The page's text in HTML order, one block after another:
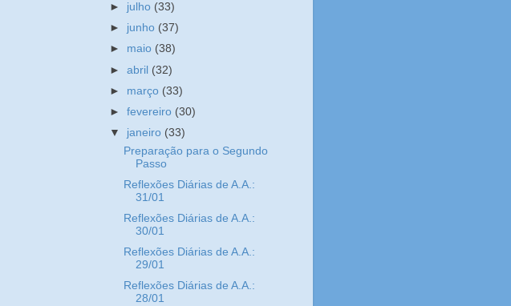
► julho (33)
► junho (37)
► maio (38)
►abril (32)
► março (33)
►fevereiro (30)
▼ janeiro (33)
Preparação para o Segundo
Passo
Reflexões Diárias de A.A.:
31/01
Reflexões Diárias de A.A.:
30/01
Reflexões Diárias de A.A.:
29/01
Reflexões Diárias de A.A.:
28/01